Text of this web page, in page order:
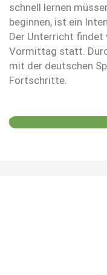
schnell lernen
beginnen, ist ein
Der Unterricht findet
Vormittag statt.
mit der deutschen
Fortschritte.
Kosten, Beginn